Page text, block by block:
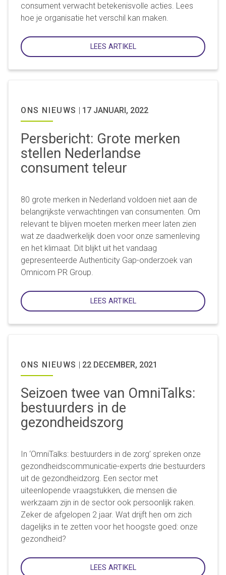
consument verwacht betekenisvolle acties. Lees
hoe je organisatie het verschil kan maken.
LEES ARTIKEL
ONS NIEUWS | 17 JANUARI, 2022
Persbericht: Grote merken
stellen Nederlandse
consument teleur
80 grote merken in Nederland voldoen niet aan de
belangrijkste verwachtingen van consumenten. Om
relevant te blijven moeten merken meer laten zien
wat ze daadwerkelijk doen voor onze samenleving
en het klimaat. Dit blijkt uit het vandaag
gepresenteerde Authenticity Gap-onderzoek van
Omnicom PR Group.
LEES ARTIKEL
ONS NIEUWS | 22 DECEMBER, 2021
Seizoen twee van OmniTalks:
bestuurders in de
gezondheidszorg
In ‘OmniTalks: bestuurders in de zorg’ spreken onze
gezondheidscommunicatie-experts drie bestuurders
uit de gezondheidzorg. Een sector met
uiteenlopende vraagstukken, die mensen die
werkzaam zijn in de sector ook persoonlijk raken.
Zeker de afgelopen 2 jaar. Wat drijft hen om zich
dagelijks in te zetten voor het hoogste goed: onze
gezondheid?
LEES ARTIKEL